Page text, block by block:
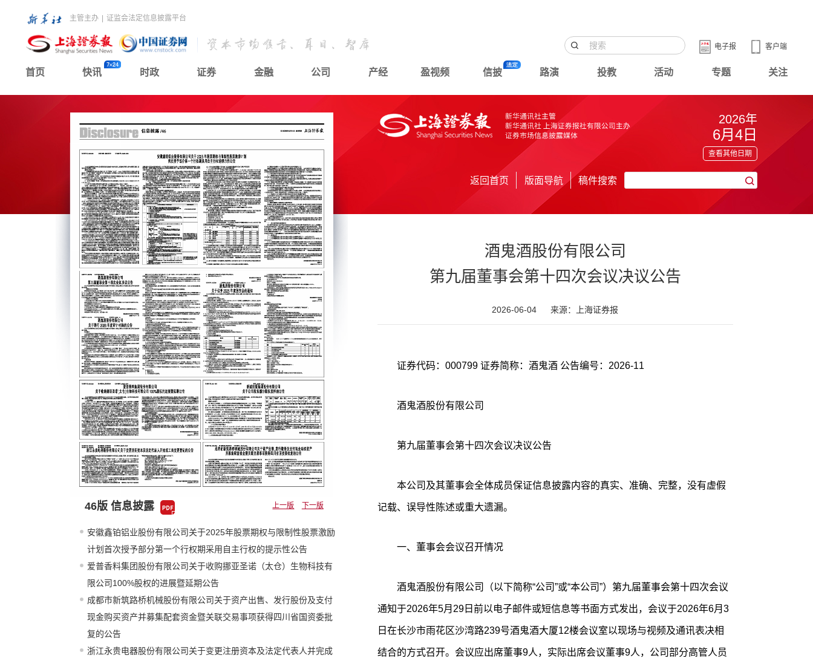
主管主办 证监会法定信息披露平台
客户端
电子报
首页 快讯 时政 证券 金融 公司 产经 盈视频 信披 路演 投教 活动 专题 关注
46版 信息披露 上一版 下一版
安徽鑫铂铝业股份有限公司关于2025年股票期权与限制性股票激励
计划首次授予部分第一个行权期采用自主行权的提示性公告
爱普香料集团股份有限公司关于收购挪亚圣诺（太仓）生物科技有
限公司100%股权的进展暨延期公告
成都市新筑路桥机械股份有限公司关于资产出售、发行股份及支付
现金购买资产并募集配套资金暨关联交易事项获得四川省国资委批
复的公告
浙江永贵电器股份有限公司关于变更注册资本及法定代表人并完成
2026年
6月4日
查看其他日期
返回首页 版面导航 稿件搜索
酒鬼酒股份有限公司
第九届董事会第十四次会议决议公告
2026-06-04 来源：上海证券报
证券代码：000799 证券简称：酒鬼酒 公告编号：2026-11
酒鬼酒股份有限公司
第九届董事会第十四次会议决议公告
本公司及其董事会全体成员保证信息披露内容的真实、准确、完整，没有虚假
记载、误导性陈述或重大遗漏。
一、董事会会议召开情况
酒鬼酒股份有限公司（以下简称“公司”或“本公司”）第九届董事会第十四次会议
通知于2026年5月29日前以电子邮件或短信息等书面方式发出，会议于2026年6月3
日在长沙市雨花区沙湾路239号酒鬼酒大厦12楼会议室以现场与视频及通讯表决相
结合的方式召开。会议应出席董事9人，实际出席会议董事9人，公司部分高管人员